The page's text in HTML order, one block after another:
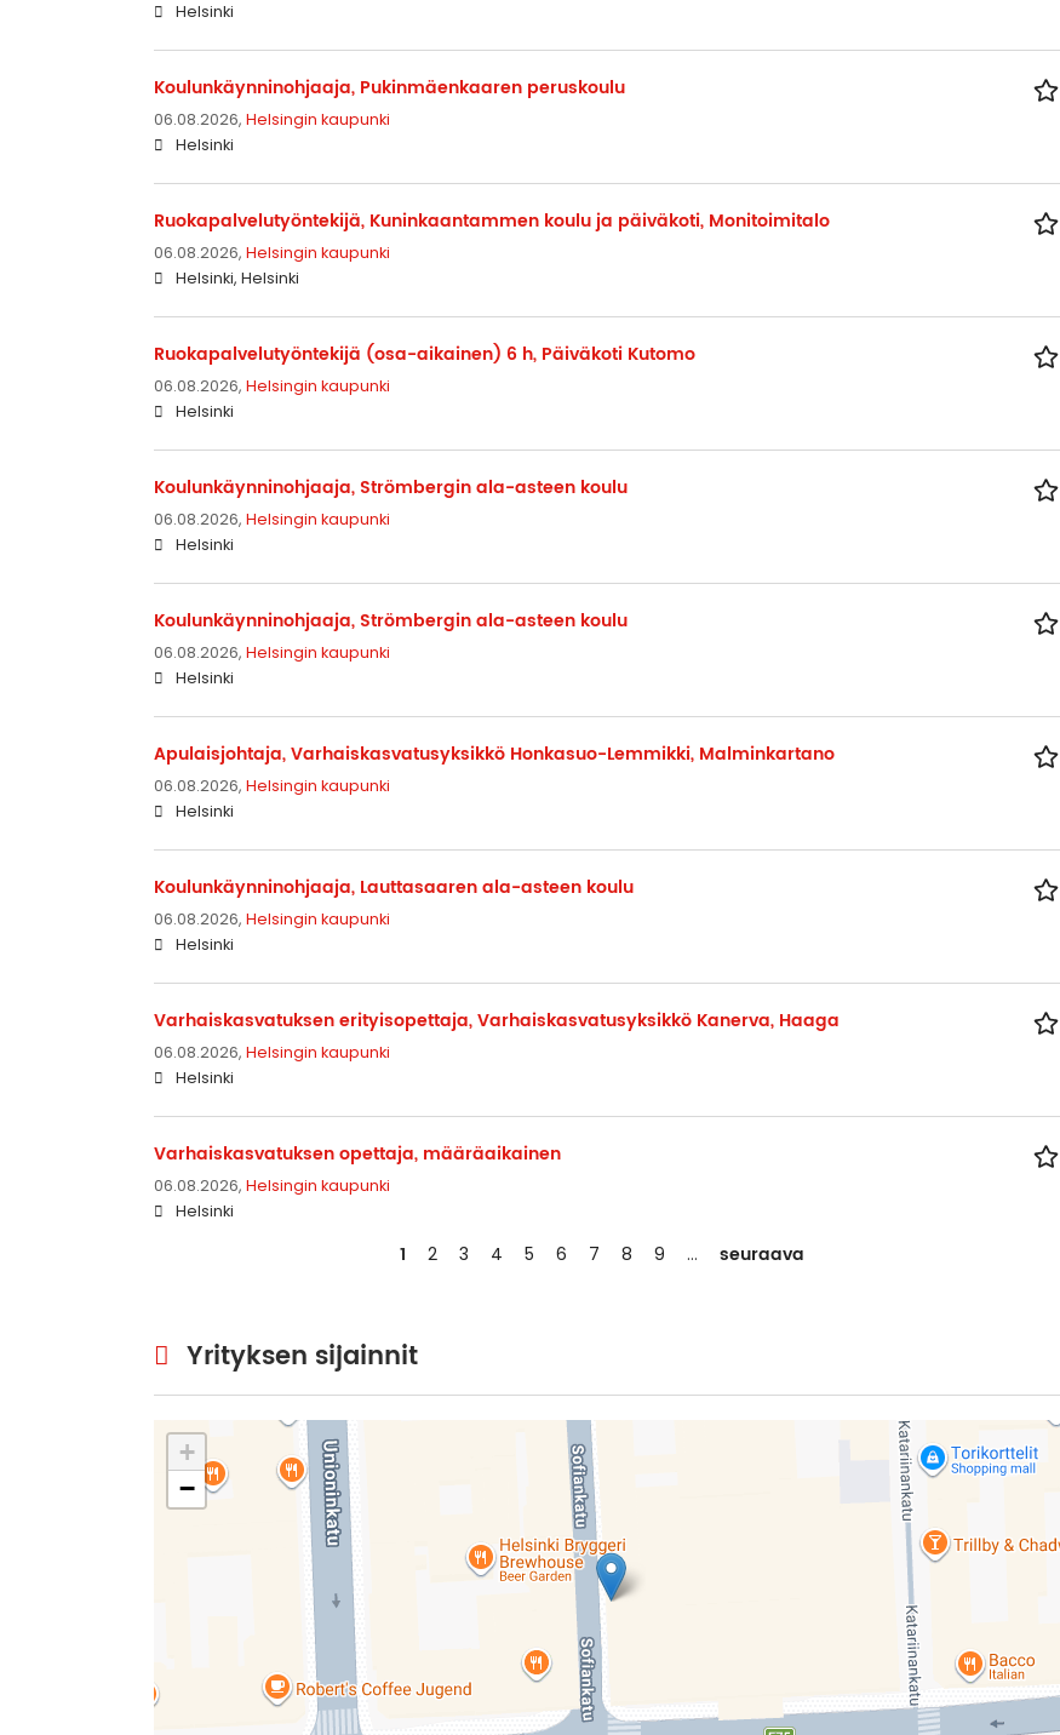
Helsinki
Koulunkäynninohjaaja, Pukinmäenkaaren peruskoulu
06.08.2026, Helsingin kaupunki
Helsinki
Ruokapalvelutyöntekijä, Kuninkaantammen koulu ja päiväkoti, Monitoimitalo
06.08.2026, Helsingin kaupunki
Helsinki, Helsinki
Ruokapalvelutyöntekijä (osa-aikainen) 6 h, Päiväkoti Kutomo
06.08.2026, Helsingin kaupunki
Helsinki
Koulunkäynninohjaaja, Strömbergin ala-asteen koulu
06.08.2026, Helsingin kaupunki
Helsinki
Koulunkäynninohjaaja, Strömbergin ala-asteen koulu
06.08.2026, Helsingin kaupunki
Helsinki
Apulaisjohtaja, Varhaiskasvatusyksikkö Honkasuo-Lemmikki, Malminkartano
06.08.2026, Helsingin kaupunki
Helsinki
Koulunkäynninohjaaja, Lauttasaaren ala-asteen koulu
06.08.2026, Helsingin kaupunki
Helsinki
Varhaiskasvatuksen erityisopettaja, Varhaiskasvatusyksikkö Kanerva, Haaga
06.08.2026, Helsingin kaupunki
Helsinki
Varhaiskasvatuksen opettaja, määräaikainen
06.08.2026, Helsingin kaupunki
Helsinki
1 2 3 4 5 6 7 8 9 … seuraava
Yrityksen sijainnit
+
−